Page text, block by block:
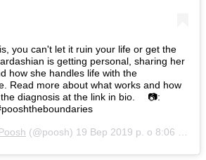
you can't let it ruin your life or get the
is getting personal, sharing her
how she handles life with the
Read more about what works and how
diagnosis at the link in bio. ⠀ 📷:
(@poosh) 19 Вер 2019 р. о 8:06 PDT